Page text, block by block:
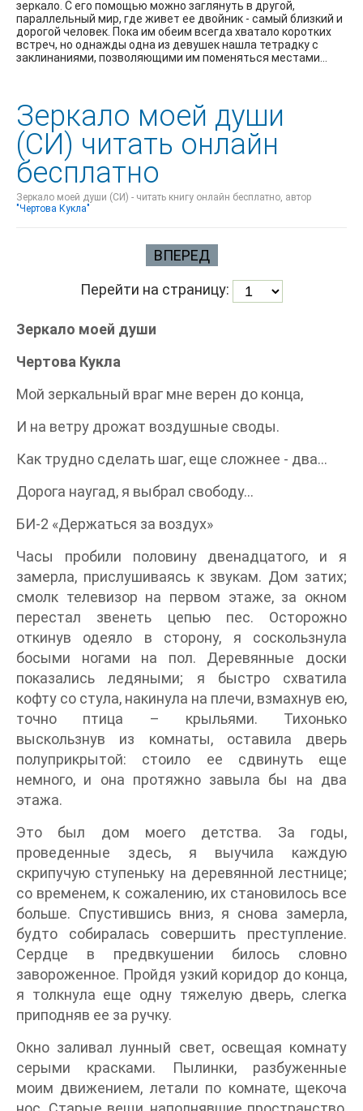
зеркало. С его помощью можно заглянуть в другой,
параллельный мир, где живет ее двойник - самый близкий и
дорогой человек. Пока им обеим всегда хватало коротких
встреч, но однажды одна из девушек нашла тетрадку с
заклинаниями, позволяющими им поменяться местами...
Зеркало моей души
(СИ) читать онлайн
бесплатно
Зеркало моей души (СИ) - читать книгу онлайн бесплатно, автор
"Чертова Кукла"
ВПЕРЕД
Перейти на страницу:
Зеркало моей души
Чертова Кукла
Мой зеркальный враг мне верен до конца,
И на ветру дрожат воздушные своды.
Как трудно сделать шаг, еще сложнее - два...
Дорога наугад, я выбрал свободу...
БИ-2 «Держаться за воздух»
Часы пробили половину двенадцатого, и я
замерла, прислушиваясь к звукам. Дом затих;
смолк телевизор на первом этаже, за окном
перестал звенеть цепью пес. Осторожно
откинув одеяло в сторону, я соскользнула
босыми ногами на пол. Деревянные доски
показались ледяными; я быстро схватила
кофту со стула, накинула на плечи, взмахнув ею,
точно птица – крыльями. Тихонько
выскользнув из комнаты, оставила дверь
полуприкрытой: стоило ее сдвинуть еще
немного, и она протяжно завыла бы на два
этажа.
Это был дом моего детства. За годы,
проведенные здесь, я выучила каждую
скрипучую ступеньку на деревянной лестнице;
со временем, к сожалению, их становилось все
больше. Спустившись вниз, я снова замерла,
будто собиралась совершить преступление.
Сердце в предвкушении билось словно
завороженное. Пройдя узкий коридор до конца,
я толкнула еще одну тяжелую дверь, слегка
приподняв ее за ручку.
Окно заливал лунный свет, освещая комнату
серыми красками. Пылинки, разбуженные
моим движением, летали по комнате, щекоча